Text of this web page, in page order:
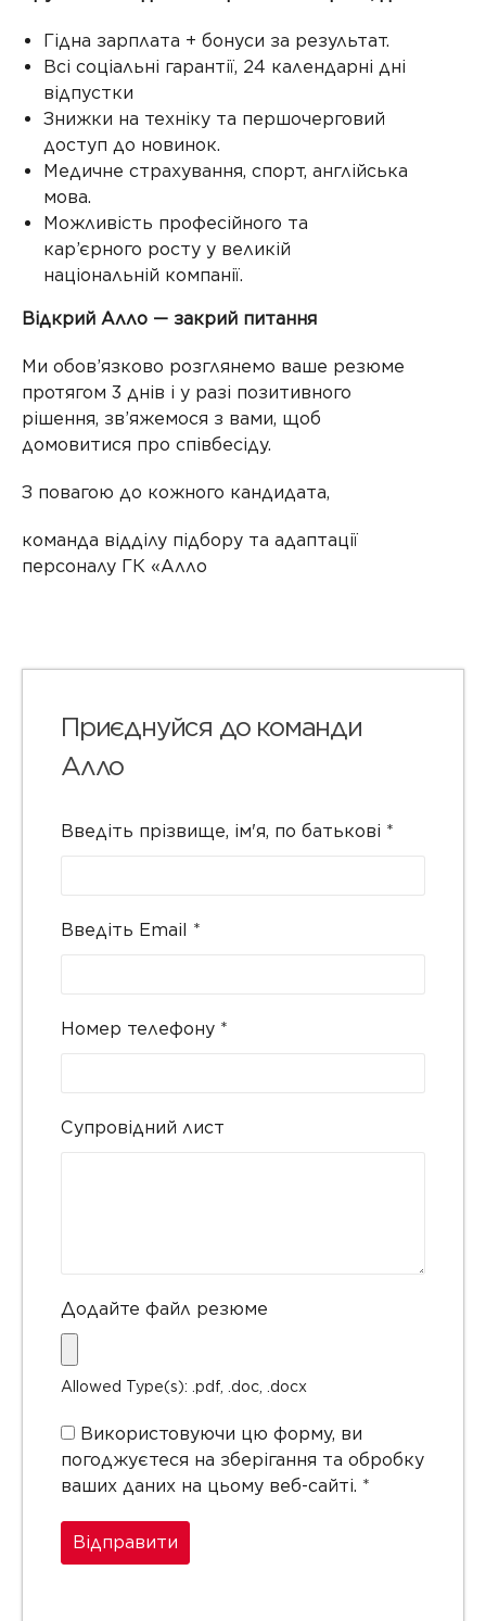
Гідна зарплата + бонуси за результат.
Всі соціальні гарантії, 24 календарні дні
відпустки
Знижки на техніку та першочерговий
доступ до новинок.
Медичне страхування, спорт, англійська
мова.
Можливість професійного та
кар’єрного росту у великій
національній компанії.
Відкрий Алло — закрий питання
Ми обов’язково розглянемо ваше резюме
протягом 3 днів і у разі позитивного
рішення, зв’яжемося з вами, щоб
домовитися про співбесіду.
З повагою до кожного кандидата,
команда відділу підбору та адаптації
персоналу ГК «Алло
Приєднуйся до команди
Алло
Введіть прізвище, ім'я, по батькові *
Введіть Email *
Номер телефону *
Супровідний лист
Додайте файл резюме
Allowed Type(s): .pdf, .doc, .docx
Використовуючи цю форму, ви
погоджуєтеся на зберігання та обробку
ваших даних на цьому веб-сайті. *